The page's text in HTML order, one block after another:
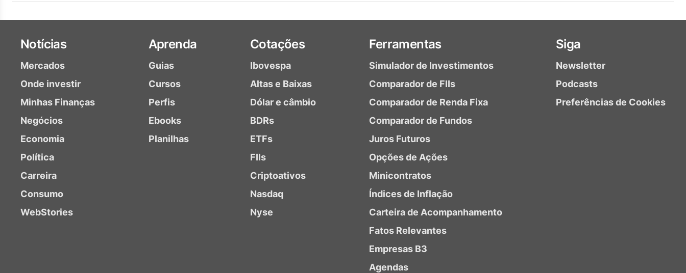
Notícias
Mercados
Onde investir
Minhas Finanças
Negócios
Economia
Política
Carreira
Consumo
WebStories
Aprenda
Guias
Cursos
Perfis
Ebooks
Planilhas
Cotações
Ibovespa
Altas e Baixas
Dólar e câmbio
BDRs
ETFs
FIIs
Criptoativos
Nasdaq
Nyse
Ferramentas
Simulador de Investimentos
Comparador de FIIs
Comparador de Renda Fixa
Comparador de Fundos
Juros Futuros
Opções de Ações
Minicontratos
Índices de Inflação
Carteira de Acompanhamento
Fatos Relevantes
Empresas B3
Agendas
Siga
Newsletter
Podcasts
Preferências de Cookies